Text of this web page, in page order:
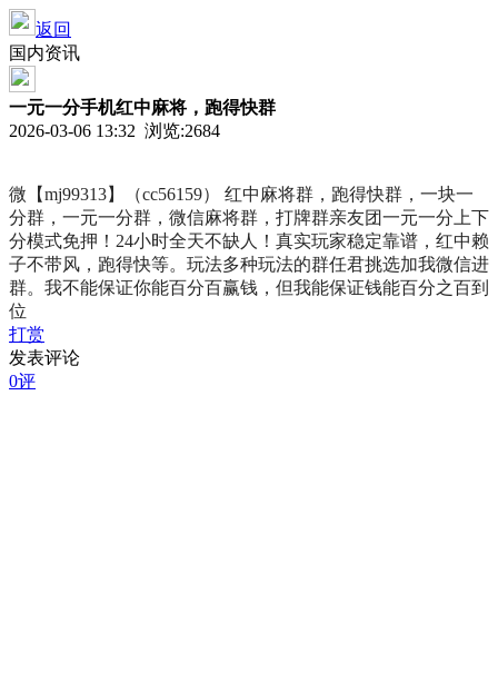
返回
国内资讯
一元一分手机红中麻将，跑得快群
2026-03-06 13:32 浏览:2684
微【mj99313】（cc56159） 红中麻将群，跑得快群，一块一
分群，一元一分群，微信麻将群，打牌群亲友团一元一分上下
分模式免押！24小时全天不缺人！真实玩家稳定靠谱，红中赖
子不带风，跑得快等。玩法多种玩法的群任君挑选加我微信进
群。我不能保证你能百分百赢钱，但我能保证钱能百分之百到
位
打赏
发表评论
0评